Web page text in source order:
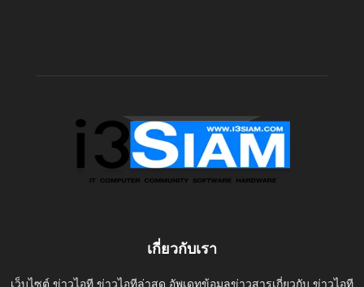
เกี่ยวกับเรา
เว็บไซต์ ข่าวไอที ข่าวไอทีล่าสุด อัพเดทข้อมูลข่าวสารเกี่ยวกับ ข่าวไอที